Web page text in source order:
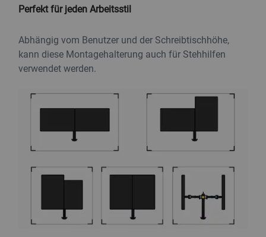
Perfekt für jeden Arbeitsstil
Abhängig vom Benutzer und der Schreibtischhöhe,
kann diese Montagehalterung auch für Stehhilfen
verwendet werden.